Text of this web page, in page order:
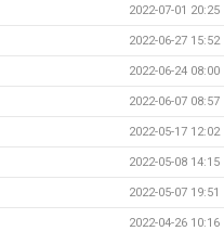
2022-07-01 20:25
2022-06-27 15:52
2022-06-24 08:00
2022-06-07 08:57
2022-05-17 12:02
2022-05-08 14:15
2022-05-07 19:51
2022-04-26 10:16